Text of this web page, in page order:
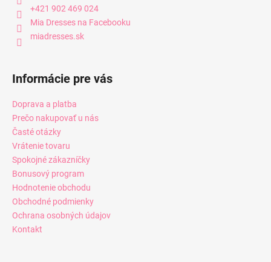
+421 902 469 024
Mia Dresses na Facebooku
miadresses.sk
Informácie pre vás
Doprava a platba
Prečo nakupovať u nás
Časté otázky
Vrátenie tovaru
Spokojné zákazníčky
Bonusový program
Hodnotenie obchodu
Obchodné podmienky
Ochrana osobných údajov
Kontakt